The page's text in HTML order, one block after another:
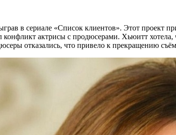
в сериале «Список клиентов». Этот проект
конфликт актрисы с продюсерами. Хьюитт
отказались, что привело к прекращению